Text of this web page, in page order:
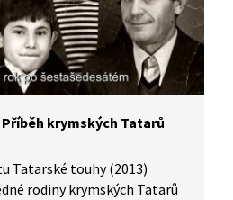
krymských Tatarů
Tatarské touhy (2013)
rodiny krymských Tatarů